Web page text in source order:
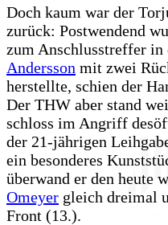
Doch kaum war der
zurück: Postwendend
zum Anschlusstreffer in
Andersson mit zwei
herstellte, schien der
Der THW aber stand
schloss im Angriff
der 21-jährigen
ein besonderes
überwand er den heute
Omeyer gleich dreimal
Front (13.).